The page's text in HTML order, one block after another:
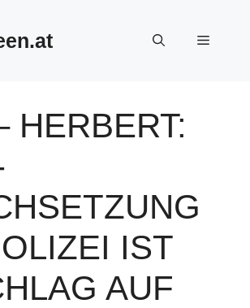
Menü
HERBERT:
IST
AUF